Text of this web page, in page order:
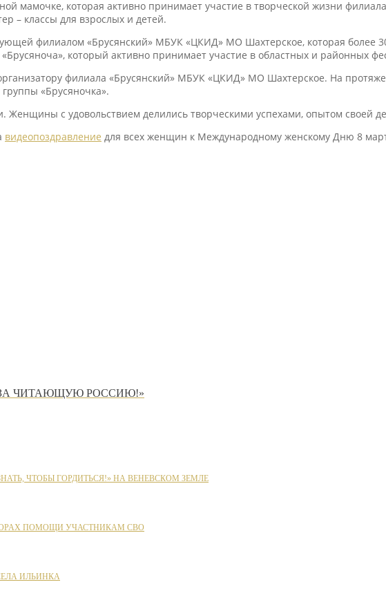
мамочке, которая активно принимает участие в творческой жизни
– классы для взрослых и детей.
филиалом «Брусянский» МБУК «ЦКИД» МО Шахтерское, которая более
который активно принимает участие в областных и районных
филиала «Брусянский» МБУК «ЦКИД» МО Шахтерское. На
«Брусяночка».
Женщины с удовольствием делились творческими успехами, опытом своей
видеопоздравление для всех женщин к Международному женскому Дню 8
ЧИТАЮЩУЮ РОССИЮ!»
ЧТОБЫ ГОРДИТЬСЯ!» НА ВЕНЕВСКОМ ЗЕМЛЕ
ПОМОЩИ УЧАСТНИКАМ СВО
ИЛЬИНКА